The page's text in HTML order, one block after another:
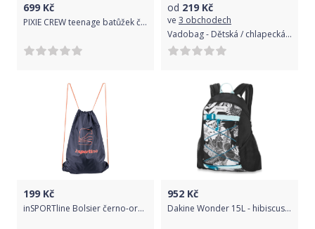
699 Kč
PIXIE CREW teenage batůžek černý
od 219 Kč
ve 3 obchodech
Vadobag - Dětská / chlapecká ledvinka Blesk McQueen 95 - Auta / Cars
199 Kč
inSPORTline Bolsier černo-oranžová
952 Kč
Dakine Wonder 15L - hibiscus palm uni